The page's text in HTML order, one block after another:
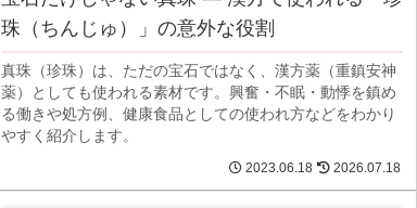
珠（ちんじゅ）」の意外な役割
真珠（珍珠）は、ただの宝石ではなく、漢方薬（重鎮安神
薬）としても使われる素材です。興奮・不眠・動悸を鎮め
る働きや処方例、健康食品としての使われ方などをわかり
やすく紹介します。
2023.06.18 2026.07.18